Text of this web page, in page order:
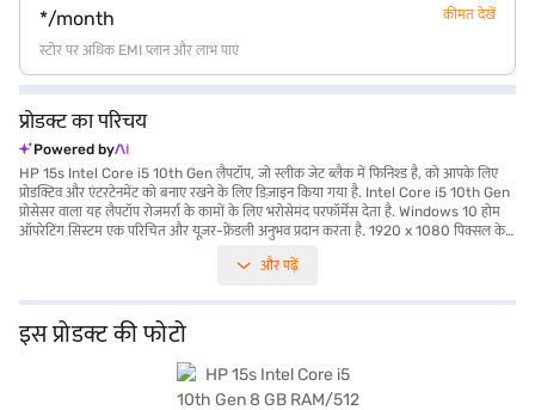
*/month कीमत देखें
स्टोर पर अधिक EMI प्लान और लाभ पाएं
प्रोडक्ट का परिचय
Powered by
HP 15s Intel Core i5 10th Gen लैपटॉप, जो स्लीक जेट ब्लैक में फिनिश्ड है, को आपके लिए
प्रोडक्टिव और एंटरटेनमेंट को बनाए रखने के लिए डिज़ाइन किया गया है. Intel Core i5 10th Gen
प्रोसेसर वाला यह लैपटॉप रोजमर्रा के कामों के लिए भरोसेमंद परफॉर्मेंस देता है. Windows 10 होम
ऑपरेटिंग सिस्टम एक परिचित और यूज़र-फ्रेंडली अनुभव प्रदान करता है. 1920 x 1080 पिक्सल के
के लिए परफेक्ट है. 8 GB RAM और तेज़ 512 GB SSD के साथ, आपको स्मूथ मल्टीटास्किंग और
जाना आसान है, जिससे यह छात्रों और प्रोफेशनल दोनों के लिए आदर्श हो जाता है. बजट-फ्रेंडली लैपटॉप
में परफॉर्मेंस और पोर्टेबिलिटी का बैलेंस चाहने वाले लोगों के लिए HP 15s एक बेहतरीन विकल्प है.
खरीदारी करने के लिए बजाज फाइनेंस पर विकल्पों के बारे में जानें या पार्टनर स्टोर पर जाएं और Easy
और पढ़ें
इस प्रोडक्ट की फोटो